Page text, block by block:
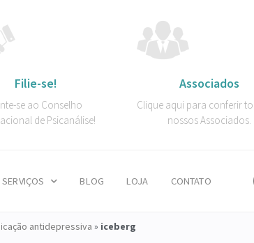
Filie-se!
se ao Conselho
de Psicanálise!
Associados
Clique aqui para conferir
nossos Associados.
SERVIÇOS BLOG LOJA CONTATO
antidepressiva » iceberg